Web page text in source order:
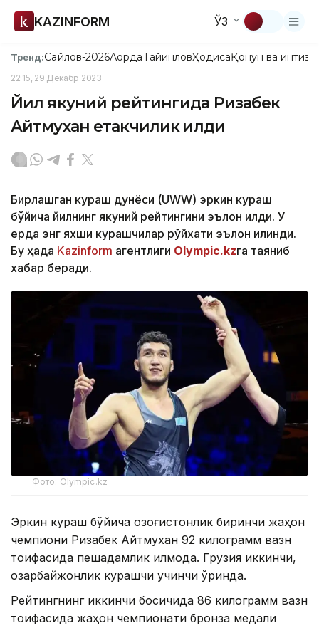
KAZINFORM ЎЗ
Тренд:Сайлов-2026АқордаТайинловҲодисаҚонун ва
22:15, 29 Декабр 2023
Йил якуний рейтингида Ризабек
Айтмухан етакчилик қилди
Бирлашган кураш дунёси (UWW) эркин кураш
бўйича йилнинг якуний рейтингини эълон қилди. У
ерда энг яхши курашчилар рўйхати эълон қилинди.
Бу ҳақда Kazinform агентлиги Olympic.kzга таяниб
хабар беради.
Фото: Olympic.kz
Эркин кураш бўйича қозоғистонлик биринчи жаҳон
чемпиони Ризабек Айтмухан 92 килограмм вазн
тоифасида пешқадамлик қилмоқда. Грузия иккинчи,
озарбайжонлик курашчи учинчи ўринда.
Рейтингнинг иккинчи босқичида 86 килограмм вазн
тоифасида жаҳон чемпионати бронза медали